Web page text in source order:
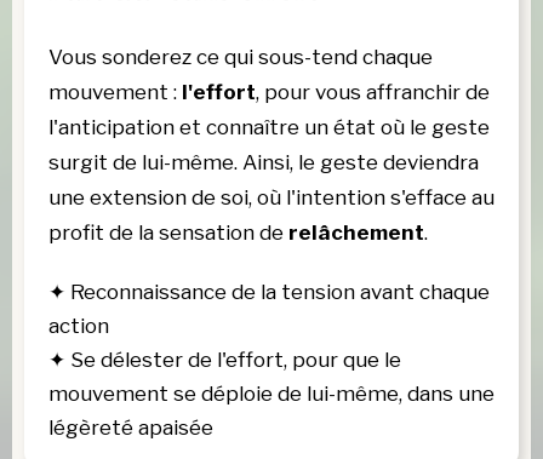
Vous sonderez ce qui sous-tend chaque
mouvement : l'effort, pour vous affranchir de
l'anticipation et connaître un état où le geste
surgit de lui-même. Ainsi, le geste deviendra
une extension de soi, où l'intention s'efface au
profit de la sensation de relâchement.
✦ Reconnaissance de la tension avant chaque
action
✦ Se délester de l'effort, pour que le
mouvement se déploie de lui-même, dans une
légèreté apaisée